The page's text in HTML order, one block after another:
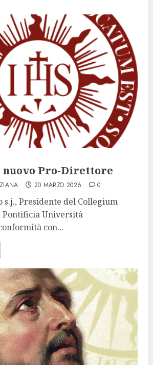
nuovo Pro-Direttore
20 MARZO 2026 0
s.j., Presidente del Collegium
Università
con...